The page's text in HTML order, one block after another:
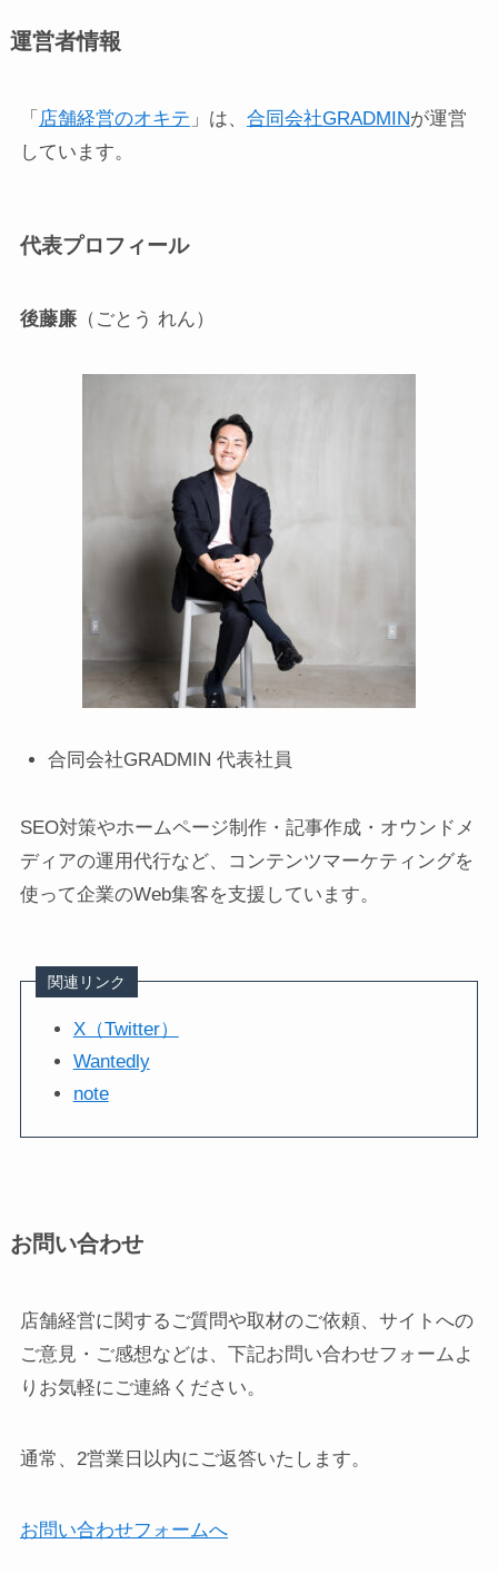
運営者情報
「 店舗経営のオキテ 」は、 合同会社GRADMINが運営
しています。
代表プロフィール
後藤廉（ごとう れん）
合同会社GRADMIN 代表社員
SEO対策やホームページ制作・記事作成・オウンドメ
ディアの運用代行など、コンテンツマーケティングを
使って企業のWeb集客を支援しています。
関連リンク
X（Twitter）
Wantedly
note
お問い合わせ
店舗経営に関するご質問や取材のご依頼、サイトへの
ご意見・ご感想などは、下記お問い合わせフォームよ
りお気軽にご連絡ください。
通常、2営業日以内にご返答いたします。
お問い合わせフォームへ